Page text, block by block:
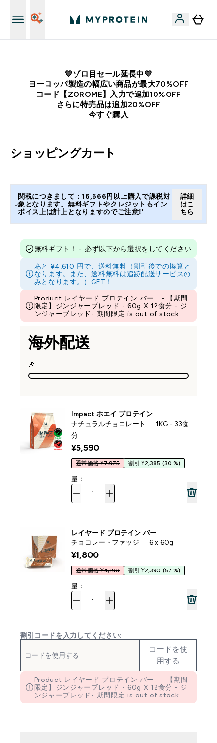
💙ゾロ目セール延長中💙
ヨーロッパ製造の幅広い商品が最大70%OFF
コード【ZOROME】入力で追加10%OFF
さらに特売品は追加20%OFF
今すぐ購入
ショッピングカート
関税につきまして：16,666円以上購入で課税対
象となります。無料ギフトやクレジットもイン
ボイス上は計上となりますのでご注意!'
詳細
はこ
ちら
無料ギフト！ - 必ず以下から選択をしてください
あと ¥4,610 円で、送料無料（割引後での換算と
なります。また、送料無料は追跡配送サービスの
みとなります。）GET！
Product レイヤード プロテイン バー - 【期間
限定】ジンジャーブレッド - 60g X 12食分 - ジ
ンジャーブレッド- 期間限定 is out of stock
海外配送
🎉
Impact ホエイ プロテイン
ナチュラルチョコレート
1KG - 33食
分
¥5,590‎
通常価格 ¥7,975 割引 ¥2,385 (30 %)
量：
レイヤード プロテイン バー
チョコレートファッジ
6 x 60g
¥1,800‎
通常価格 ¥4,190 割引 ¥2,390 (57 %)
量：
割引コードを入力してください:
コードを使
用する
Product レイヤード プロテイン バー - 【期間
限定】ジンジャーブレッド - 60g X 12食分 - ジ
ンジャーブレッド- 期間限定 is out of stock